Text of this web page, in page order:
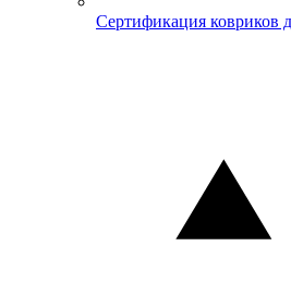
Сертификация ковриков